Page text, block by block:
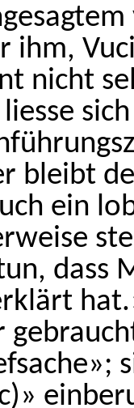
ihm,
nicht
bleibt
ein
dass